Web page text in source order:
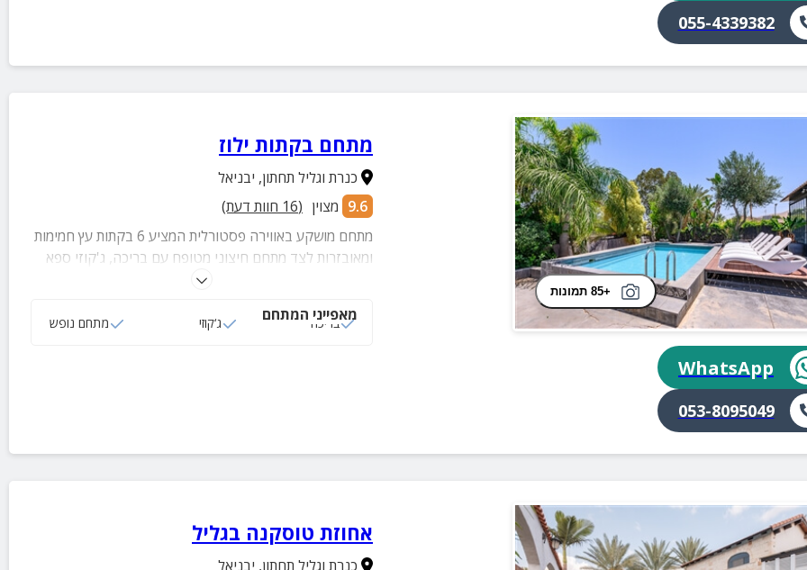
055-4339382
+85 תמונות
מתחם בקתות ילוז
כנרת וגליל תחתון, יבניאל
9.6 מצוין (
16 חוות דעת)
מתחם מושקע באווירה פסטורלית המציע 6 בקתות עץ חמימות
ומאובזרות לצד מתחם חיצוני מטופח עם בריכה, ג'קוזי ספא
חיצוני ופינות זולה נעימות. חופשה מושלמת למשפחות וזוגות.
מאפייני המתחם
בריכה ג‘קוזי מתחם נופש
WhatsApp
053-8095049
אחוזת טוסקנה בגליל
כנרת וגליל תחתון, יבניאל